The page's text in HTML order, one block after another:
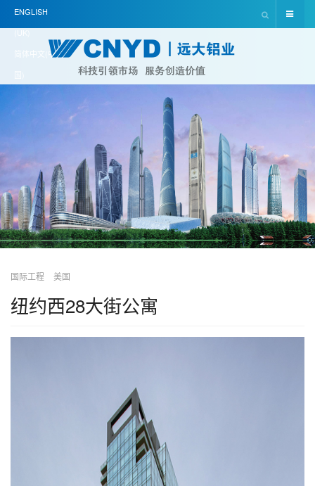
ENGLISH
(UK)
简体中文(中
国)
国际工程 美国
纽约西28大街公寓